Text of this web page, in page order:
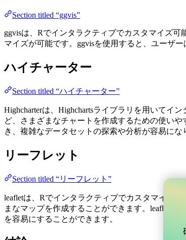
Section titled “ggvis”
ggvisは、Rでインタラクティブでカスタマイズ
マイズが可能です。ggvisを使用すると、ユーザ
ハイチャーター
Section titled “ハイチャーター”
Highcharterは、Highchartsライブラリを用いてイ
ど、さまざまなチャートを作成するための使い
き、複雑なデータセットの探索や分析が容易にな
リーフレット
Section titled “リーフレット”
leafletは、Rでインタラクティブでカスタマイズ
まなマップを作成することができます。leafletを
を容易にすることができます。